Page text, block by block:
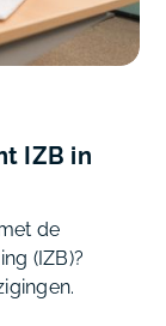
IZB in
de
(IZB)?